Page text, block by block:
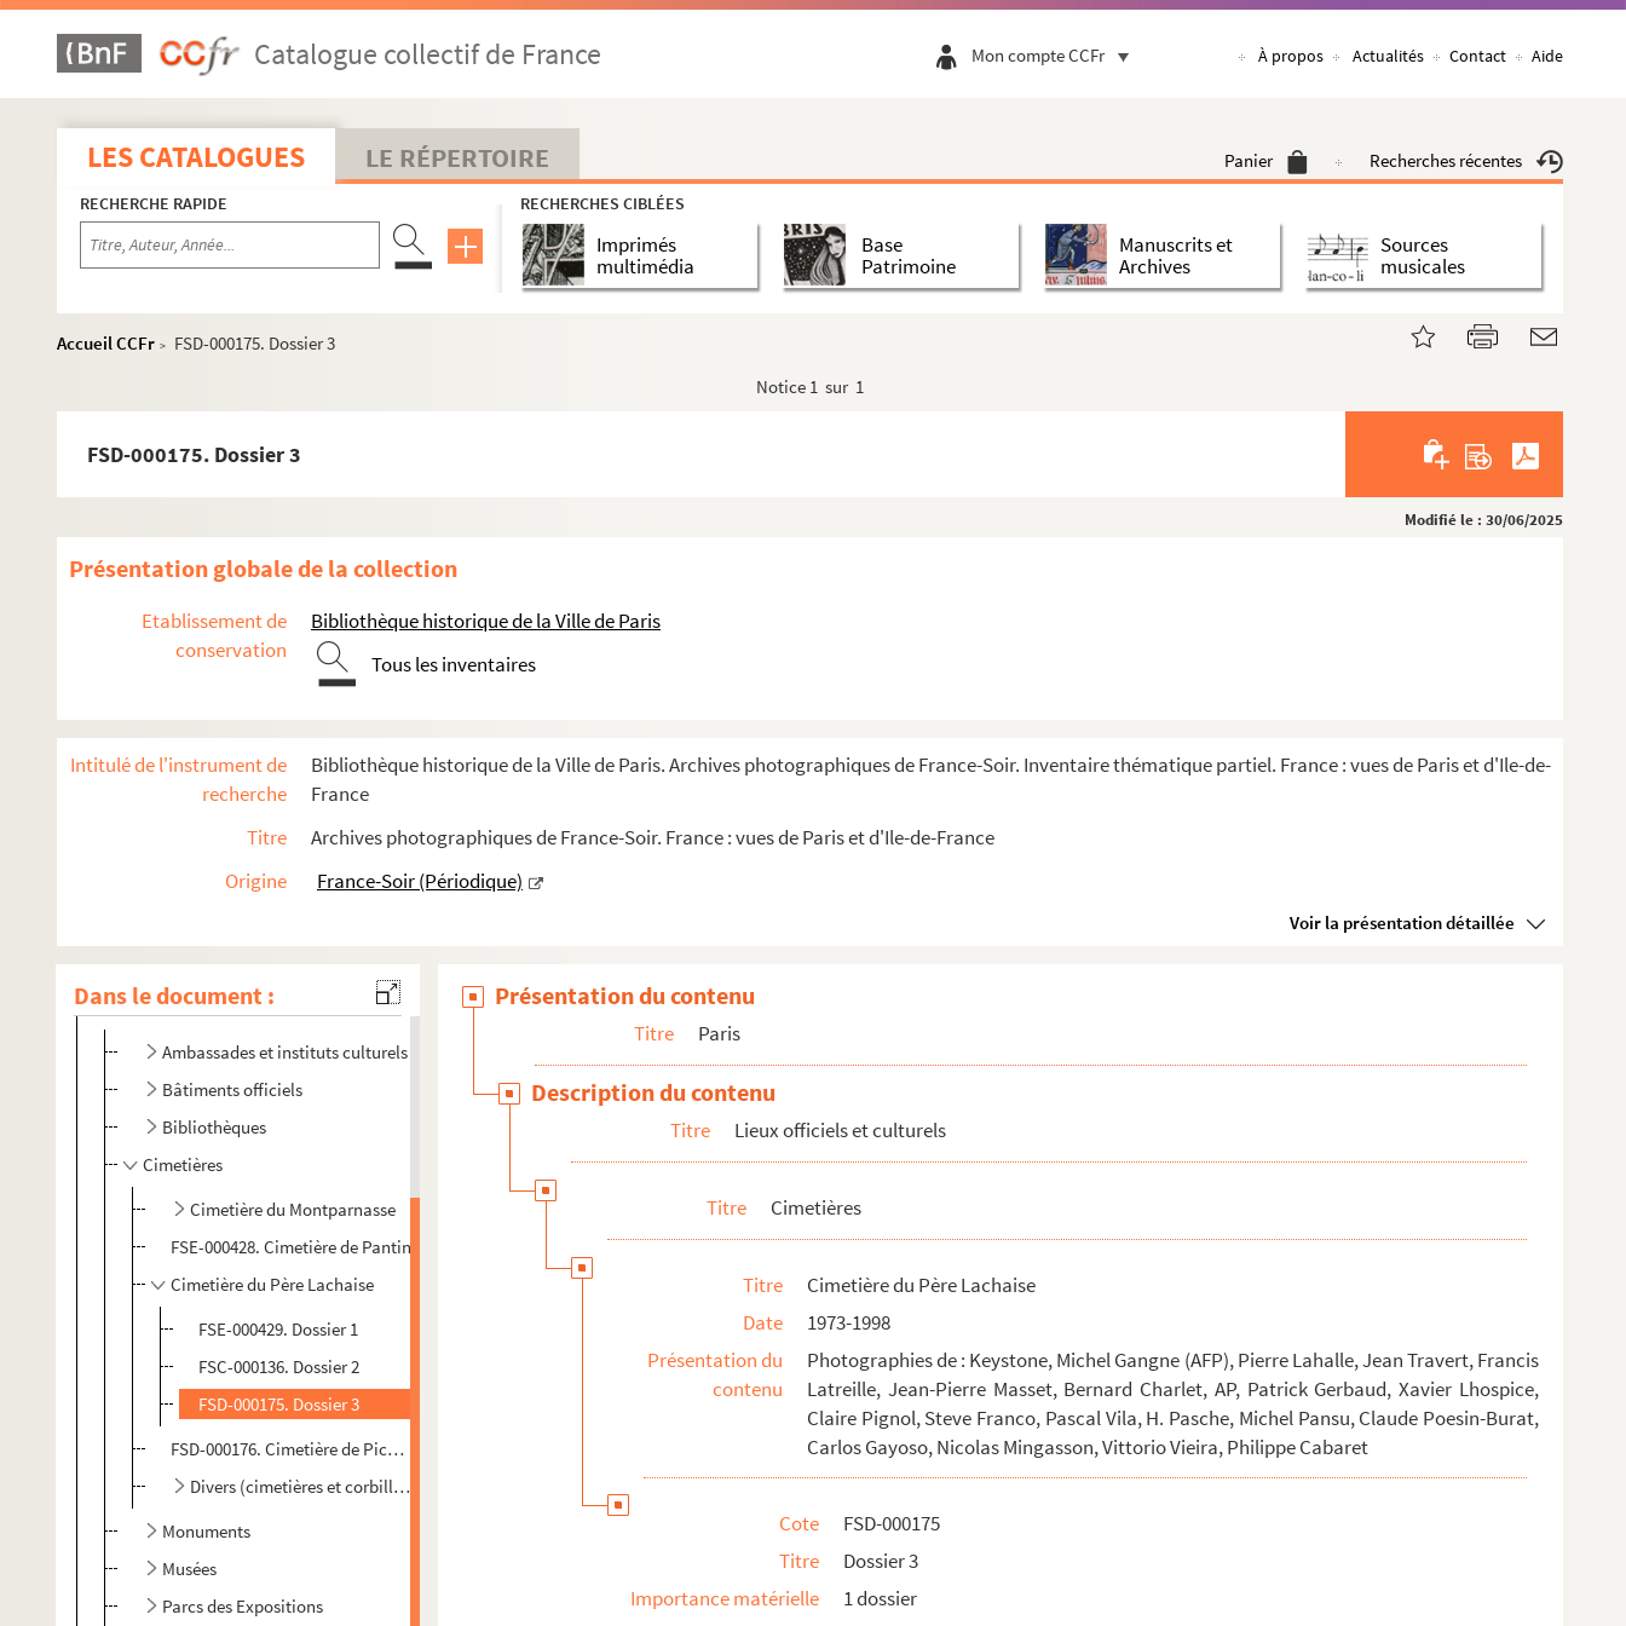
Catalogue collectif de France Mon compte CCFr À propos Actualités Contact Aide
LES CATALOGUES LE RÉPERTOIRE Panier Recherches récentes
RECHERCHE RAPIDE RECHERCHES CIBLÉES
Imprimés
multimédia
Base
Patrimoine
Manuscrits et
Archives
Sources
musicales
Accueil CCFr >
FSD-000175. Dossier 3
Notice 1 sur 1
FSD-000175. Dossier 3
Modifié le : 30/06/2025
Présentation globale de la collection
Etablissement de
conservation
Bibliothèque historique de la Ville de Paris
Tous les inventaires
Intitulé de l'instrument de
recherche
Bibliothèque historique de la Ville de Paris. Archives photographiques de France-Soir. Inventaire thématique partiel. France : vues de Paris et d'Ile-de-
France
Titre
Archives photographiques de France-Soir. France : vues de Paris et d'Ile-de-France
Origine
France-Soir (Périodique)
Voir la présentation détaillée
Dans le document :
La Seine
Lieux officiels et culturels
Ambassades et instituts culturels
Bâtiments officiels
Bibliothèques
Cimetières
Cimetière du Montparnasse
FSE-000428. Cimetière de Pantin
Cimetière du Père Lachaise
FSE-000429. Dossier 1
FSC-000136. Dossier 2
FSD-000175. Dossier 3
FSD-000176. Cimetière de Picpus
Divers (cimetières et corbillards)
Monuments
Musées
Parcs des Expositions
Présentation du contenu
Titre Paris
Description du contenu
Titre Lieux officiels et culturels
Titre Cimetières
Titre
Cimetière du Père Lachaise
Date
1973-1998
Présentation du
contenu
Photographies de : Keystone, Michel Gangne (AFP), Pierre Lahalle, Jean Travert, Francis
Latreille, Jean-Pierre Masset, Bernard Charlet, AP, Patrick Gerbaud, Xavier Lhospice,
Claire Pignol, Steve Franco, Pascal Vila, H. Pasche, Michel Pansu, Claude Poesin-Burat,
Carlos Gayoso, Nicolas Mingasson, Vittorio Vieira, Philippe Cabaret
Cote
FSD-000175
Titre
Dossier 3
Importance matérielle
1 dossier